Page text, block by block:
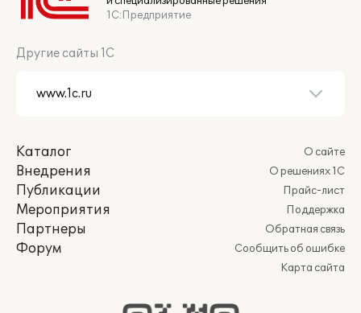
1С:Предприятие
Другие сайты 1С
Каталог
Внедрения
Публикации
Мероприятия
Партнеры
Форум
О сайте
О решениях 1С
Прайс-лист
Поддержка
Обратная связь
Сообщить об ошибке
Карта сайта